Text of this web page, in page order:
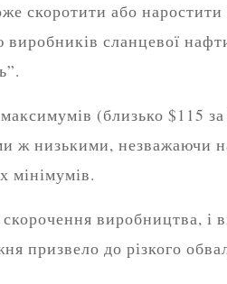
скоротити або
виробників сланцевої
(близько $115
ж низькими, незважаючи
мінімумів.
виробництва, і
призвело до різкого